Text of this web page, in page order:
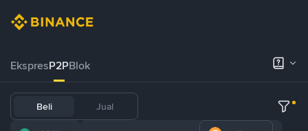
EkspresP2PBlok
Beli Jual